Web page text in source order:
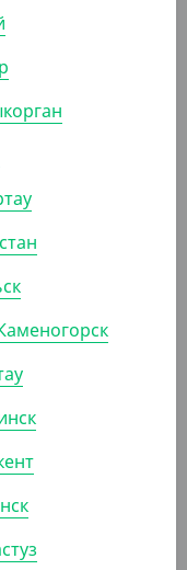
мм, DoECO
размер L, Verde